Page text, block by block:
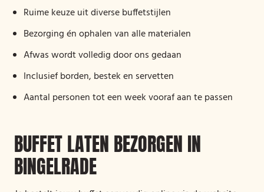
Ruime keuze uit diverse buffetstijlen
Bezorging én ophalen van alle materialen
Afwas wordt volledig door ons gedaan
Inclusief borden, bestek en servetten
Aantal personen tot een week vooraf aan te passen
BUFFET LATEN BEZORGEN IN
BINGELRADE